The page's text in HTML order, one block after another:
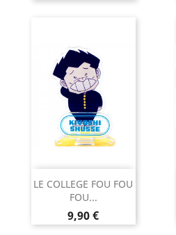
LE COLLEGE FOU FOU
FOU...
Prix
9,90 €